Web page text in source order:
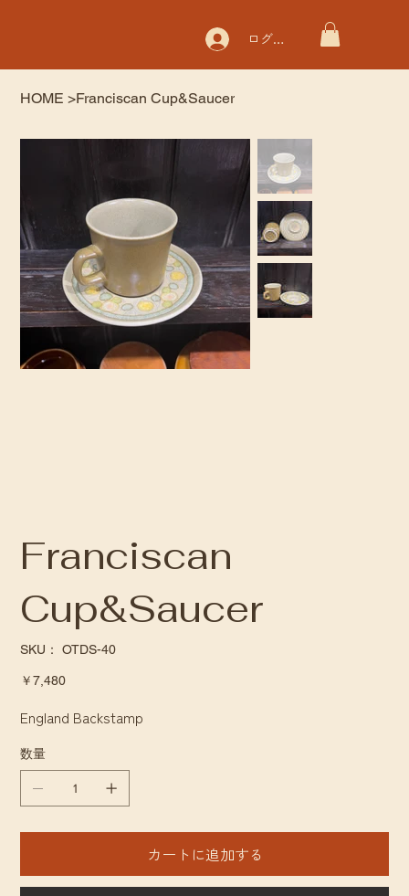
ログイン
HOME >Franciscan Cup&Saucer
Franciscan
Cup&Saucer
SKU：
SKU：
OTDS-40
価
￥7,480
England Backstamp
数量
カートに追加する